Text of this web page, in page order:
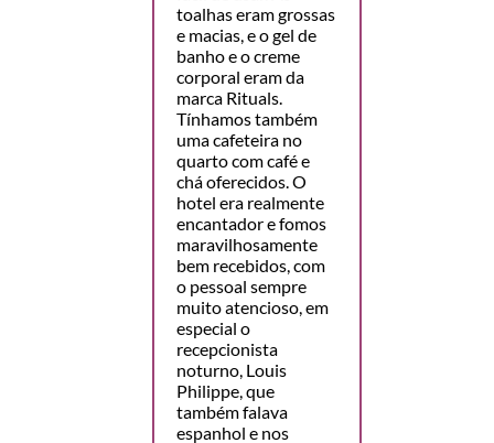
toalhas eram grossas
e macias, e o gel de
banho e o creme
corporal eram da
marca Rituals.
Tínhamos também
uma cafeteira no
quarto com café e
chá oferecidos. O
hotel era realmente
encantador e fomos
maravilhosamente
bem recebidos, com
o pessoal sempre
muito atencioso, em
especial o
recepcionista
noturno, Louis
Philippe, que
também falava
espanhol e nos